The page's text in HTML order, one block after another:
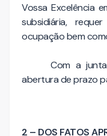
Vossa Excelência
subsidiária,
ocupação bem
Com a
abertura de prazo
2 – DOS FATOS